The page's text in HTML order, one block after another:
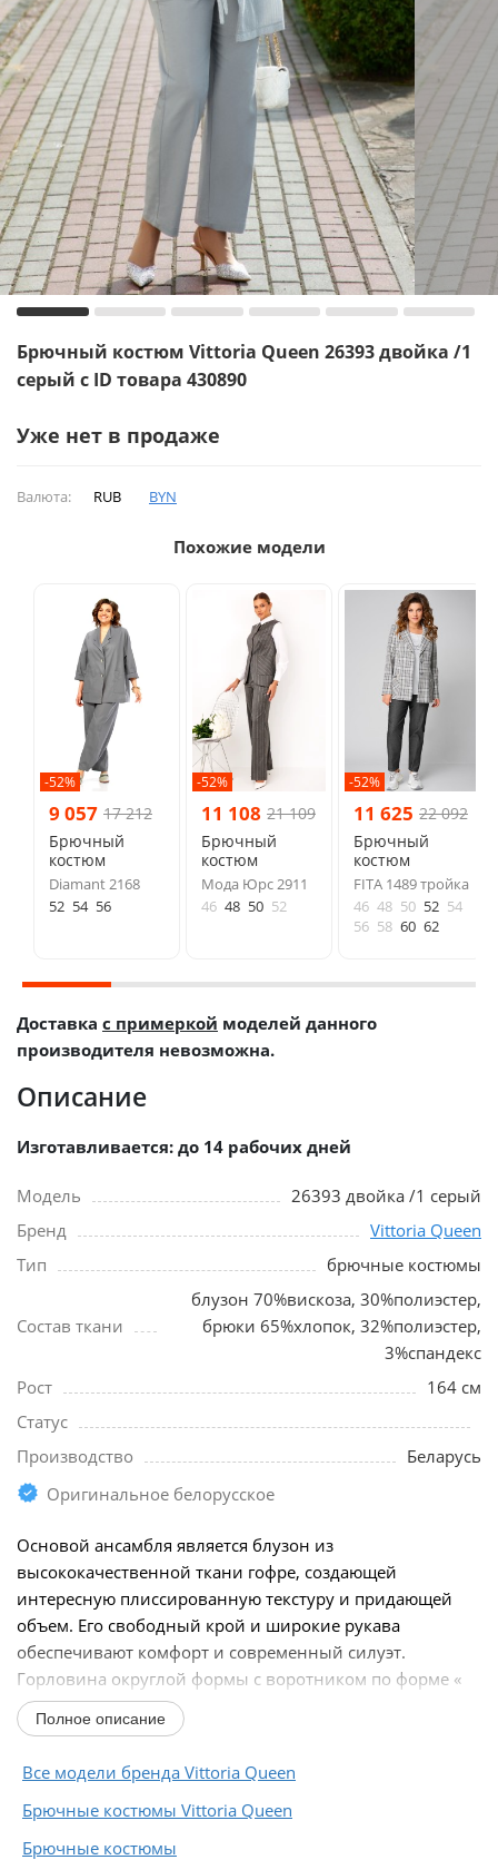
Брючный костюм Vittoria Queen 26393 двойка /1
серый с ID товара 430890
Уже нет в продаже
Валюта: RUB BYN
Похожие модели
-52%
9 057 17 212
Брючный
костюм
Diamant 2168
52 54 56
-52%
11 108 21 109
Брючный
костюм
Мода Юрс 2911
46 48 50 52
-52%
11 625 22 092
Брючный
костюм
FITA 1489 тройка
46 48 50 52 54
56 58 60 62
Доставка с примеркой моделей данного
производителя невозможна.
Описание
Изготавливается: до 14 рабочих дней
Модель
26393 двойка /1 серый
Бренд
Vittoria Queen
Тип
брючные костюмы
Состав ткани
блузон 70%вискоза, 30%полиэстер,
брюки 65%хлопок, 32%полиэстер,
3%спандекс
Рост
164 см
Статус
Производство
Беларусь
Оригинальное белорусское
Основой ансамбля является блузон из
высококачественной ткани гофре, создающей
интересную плиссированную текстуру и придающей
объем. Его свободный крой и широкие рукава
обеспечивают комфорт и современный силуэт.
Горловина округлой формы с воротником по форме «
хамут ». Рукав ассиметричный...
Полное описание
Все модели бренда Vittoria Queen
Брючные костюмы Vittoria Queen
Брючные костюмы